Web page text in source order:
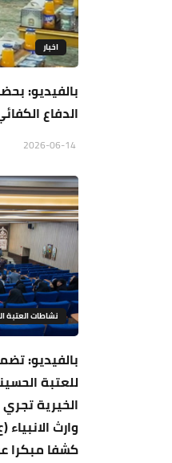
اخبار
بالفيديو:
الدفاع
نشاطات العتبة
للعتبة
الخيرية
وارث
كشفا مبكرا